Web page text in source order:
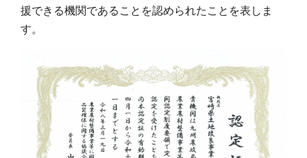
援できる機関であることを認められたことを表しま
す。